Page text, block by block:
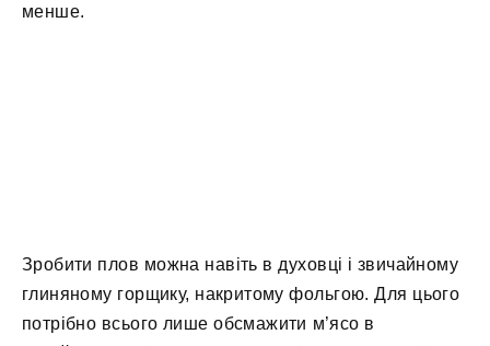
менше.
Зробити плов можна навіть в духовці і звичайному
глиняному горщику, накритому фольгою. Для цього
потрібно всього лише обсмажити м’ясо в